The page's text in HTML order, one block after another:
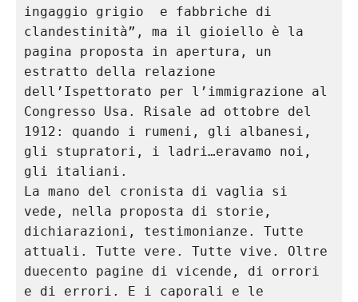
ingaggio grigio  e fabbriche di
clandestinità”, ma il gioiello è la
pagina proposta in apertura, un
estratto della relazione
dell’Ispettorato per l’immigrazione al
Congresso Usa. Risale ad ottobre del
1912: quando i rumeni, gli albanesi,
gli stupratori, i ladri…eravamo noi,
gli italiani.
La mano del cronista di vaglia si
vede, nella proposta di storie,
dichiarazioni, testimonianze. Tutte
attuali. Tutte vere. Tutte vive. Oltre
duecento pagine di vicende, di orrori
e di errori. E i caporali e le